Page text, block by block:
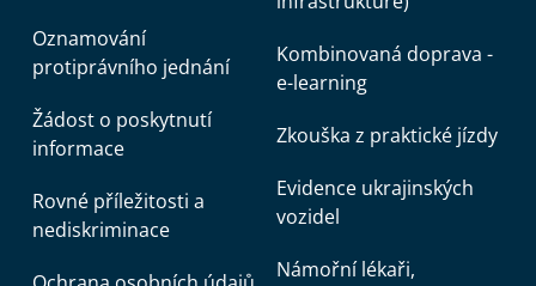
Oznamování
protiprávního jednání
Žádost o poskytnutí
informace
Rovné příležitosti a
nediskriminace
Kombinovaná doprava -
e-learning
Zkouška z praktické jízdy
Evidence ukrajinských
vozidel
Námořní lékaři,